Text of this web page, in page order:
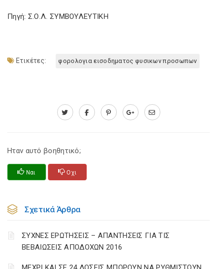
Πηγή: Σ.Ο.Λ. ΣΥΜΒΟΥΛΕΥΤΙΚΗ
Ετικέτες: φορολογια εισοδηματος φυσικων προσωπων
Ηταν αυτό βοηθητικό;
Ναι Οχι
Σχετικά Άρθρα
ΣΥΧΝΕΣ ΕΡΩΤΗΣΕΙΣ – ΑΠΑΝΤΗΣΕΙΣ ΓΙΑ ΤΙΣ
ΒΕΒΑΙΩΣΕΙΣ ΑΠΟΔΟΧΩΝ 2016